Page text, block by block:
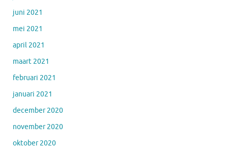
juni 2021
mei 2021
april 2021
maart 2021
februari 2021
januari 2021
december 2020
november 2020
oktober 2020